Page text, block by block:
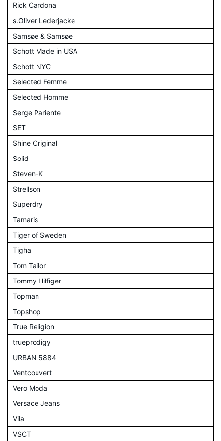
Rick Cardona
s.Oliver Lederjacke
Samsøe & Samsøe
Schott Made in USA
Schott NYC
Selected Femme
Selected Homme
Serge Pariente
SET
Shine Original
Solid
Steven-K
Strellson
Superdry
Tamaris
Tiger of Sweden
Tigha
Tom Tailor
Tommy Hilfiger
Topman
Topshop
True Religion
trueprodigy
URBAN 5884
Ventcouvert
Vero Moda
Versace Jeans
Vila
VSCT